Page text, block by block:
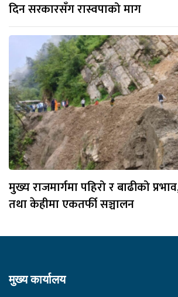
दिन सरकारसँग रास्वपाको माग
मुख्य राजमार्गमा पहिरो र बाढीको
तथा केहीमा एकतर्फी सञ्चालन
मुख्य कार्यालय